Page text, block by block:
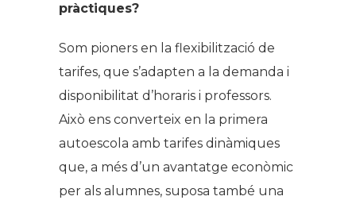
pràctiques?
Som pioners en la flexibilització de
tarifes, que s’adapten a la demanda i
disponibilitat d’horaris i professors.
Això ens converteix en la primera
autoescola amb tarifes dinàmiques
que, a més d’un avantatge econòmic
per als alumnes, suposa també una